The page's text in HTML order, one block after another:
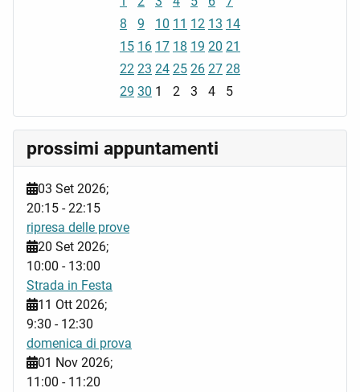
8
9 10 11 12 13 14
15 16 17 18 19 20 21
22 23 24 25 26 27 28
29 30 1 2 3 4 5
prossimi appuntamenti
03 Set 2026;
20:15 -22:15
ripresa delle prove
20 Set 2026;
10:00 - 13:00
Strada in Festa
11 Ott 2026;
9:30 - 12:30
domenica di prova
01 Nov 2026;
11:00 - 11:20